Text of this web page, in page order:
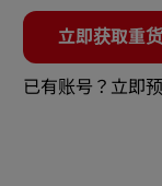
立即获取重
已有账号？立即